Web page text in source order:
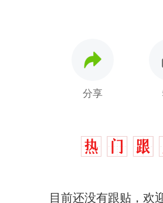
分享
目前还没有跟贴，欢